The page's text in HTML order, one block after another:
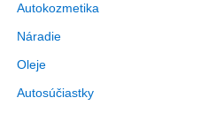
Autokozmetika
Náradie
Oleje
Autosúčiastky